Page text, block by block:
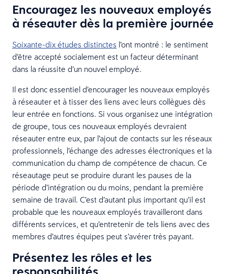
Encouragez les nouveaux employés
à réseauter dès la première journée
Soixante-dix études distinctes l’ont montré : le sentiment
d’être accepté socialement est un facteur déterminant
dans la réussite d’un nouvel employé.
Il est donc essentiel d’encourager les nouveaux employés
à réseauter et à tisser des liens avec leurs collègues dès
leur entrée en fonctions. Si vous organisez une intégration
de groupe, tous ces nouveaux employés devraient
réseauter entre eux, par l’ajout de contacts sur les réseaux
professionnels, l’échange des adresses électroniques et la
communication du champ de compétence de chacun. Ce
réseautage peut se produire durant les pauses de la
période d’intégration ou du moins, pendant la première
semaine de travail. C’est d’autant plus important qu’il est
probable que les nouveaux employés travailleront dans
différents services, et qu’entretenir de tels liens avec des
membres d’autres équipes peut s’avérer très payant.
Présentez les rôles et les